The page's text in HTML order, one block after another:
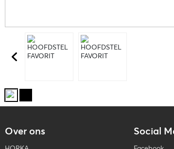
Over ons Social